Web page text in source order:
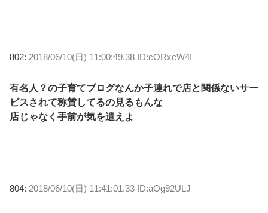
802: 2018/06/10(日) 11:00:49.38 ID:cORxcW4I
有名人？の子育てブログなんか子連れで店と関係ないサー
ビスされて称賛してるの見るもんな
店じゃなく手前が気を遣えよ
804: 2018/06/10(日) 11:41:01.33 ID:aOg92ULJ